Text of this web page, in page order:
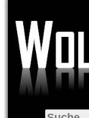
Suche